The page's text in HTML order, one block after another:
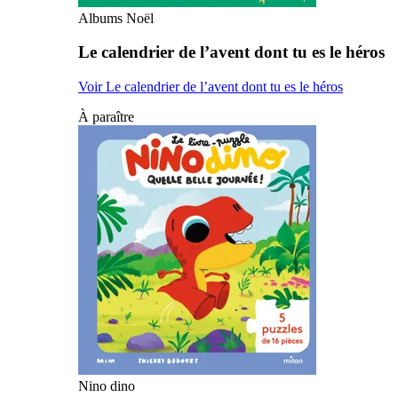
Albums Noël
Le calendrier de l’avent dont tu es le héros
Voir Le calendrier de l’avent dont tu es le héros
À paraître
Nino dino